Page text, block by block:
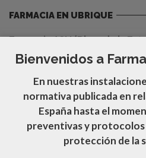
FARMACIA EN UBRIQUE
Farmacia 12H (Plaza de la
https://
Av. de España, 89 - CP
Bienvenidos a
En nuestras
normativa publicada en
España hasta el
preventivas y protocolos
protección de la